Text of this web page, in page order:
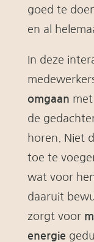
goed te
en al
In deze
omgaan
de
horen. Niet
toe te
wat voor
daaruit
zorgt voor
energie